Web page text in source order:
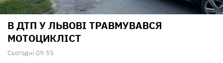
В ДТП У ЛЬВОВІ ТРАВМУВАВСЯ
МОТОЦИКЛІСТ
Сьогодні 09:55